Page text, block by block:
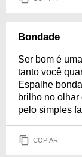
Bondade
Ser bom é
tanto você
Espalhe
brilho no
pelo simples
COPIAR